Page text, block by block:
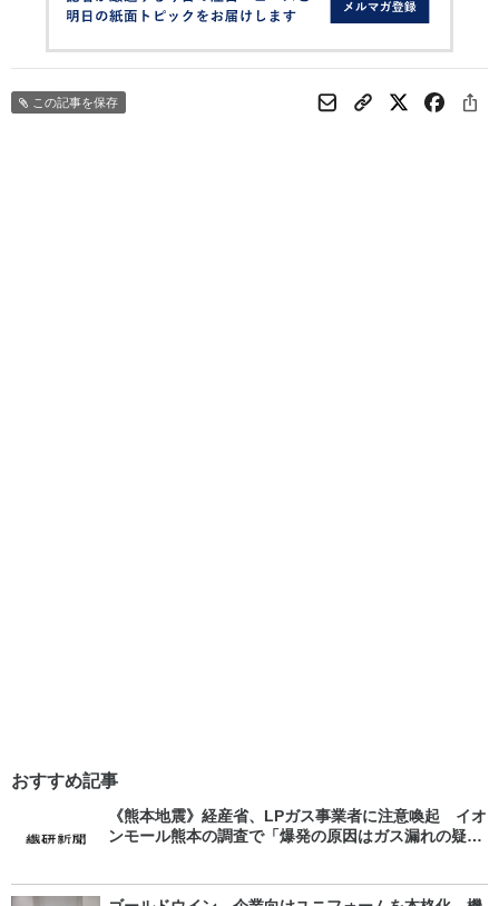
この記事を保存
おすすめ記事
《熊本地震》経産省、LPガス事業者に注意喚起 イオ
ンモール熊本の調査で「爆発の原因はガス漏れの疑